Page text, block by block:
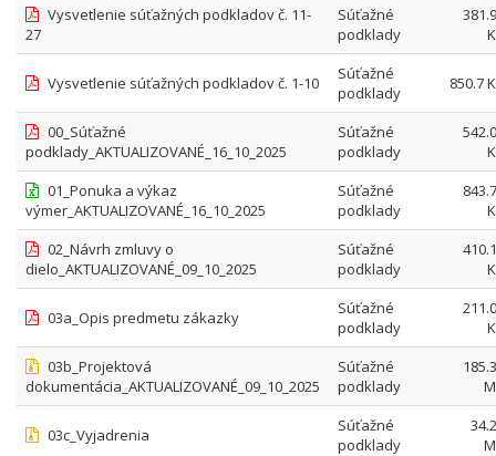
Vysvetlenie súťažných podkladov č. 11-
27
Súťažné
podklady
Vysvetlenie súťažných podkladov č. 1-10
Súťažné
podklady
850.7
00_Súťažné
podklady_AKTUALIZOVANÉ_16_10_2025
Súťažné
podklady
01_Ponuka a výkaz
výmer_AKTUALIZOVANÉ_16_10_2025
Súťažné
podklady
02_Návrh zmluvy o
dielo_AKTUALIZOVANÉ_09_10_2025
Súťažné
podklady
03a_Opis predmetu zákazky
Súťažné
podklady
03b_Projektová
dokumentácia_AKTUALIZOVANÉ_09_10_2025
Súťažné
podklady
03c_Vyjadrenia
Súťažné
podklady